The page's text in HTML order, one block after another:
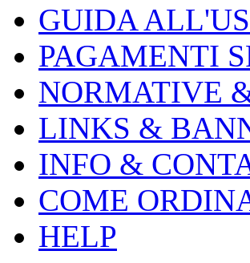
GUIDA
PAGAMENTI
NORMATIVE
LINKS &
INFO &
COME
HELP